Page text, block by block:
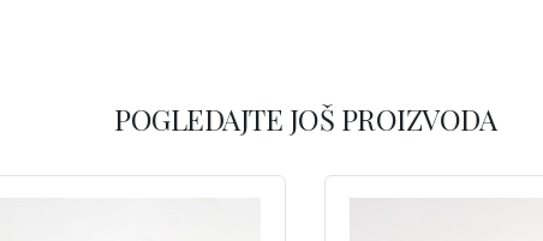
POGLEDAJTE JOŠ PROIZVODA